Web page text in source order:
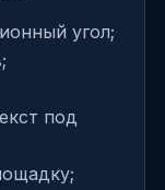
угол;
под